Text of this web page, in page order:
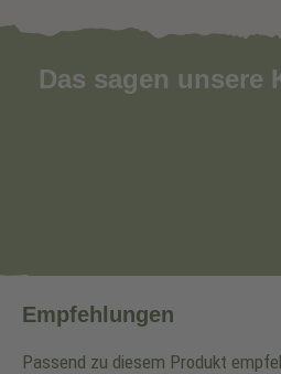
Das sagen unsere
Empfehlungen
Passend zu diesem Produkt